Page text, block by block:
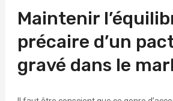
Maintenir
précaire d’un
gravé dans le